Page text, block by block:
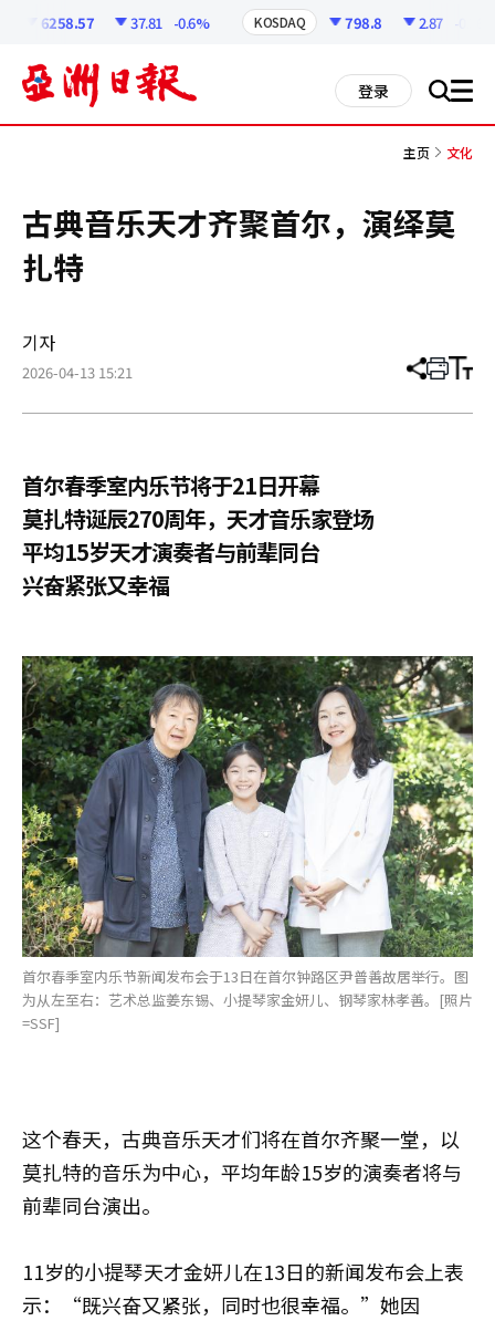
6258.57 37.81 -0.6% KOSDAQ 798.8 2.87 -0.36%
登录 搜 all
主页 文化
古典音乐天才齐聚首尔，演绎莫
扎特
기자
2026-04-13 15:21 分
章
打 调
小
首尔春季室内乐节将于21日开幕
莫扎特诞辰270周年，天才音乐家登场
平均15岁天才演奏者与前辈同台
兴奋紧张又幸福
首尔春季室内乐节新闻发布会于13日在首尔钟路区尹普善故居举行。图
为从左至右：艺术总监姜东锡、小提琴家金妍儿、钢琴家林孝善。[照片
=SSF]
这个春天，古典音乐天才们将在首尔齐聚一堂，以
莫扎特的音乐为中心，平均年龄15岁的演奏者将与
前辈同台演出。
11岁的小提琴天才金妍儿在13日的新闻发布会上表
示：“既兴奋又紧张，同时也很幸福。”她因